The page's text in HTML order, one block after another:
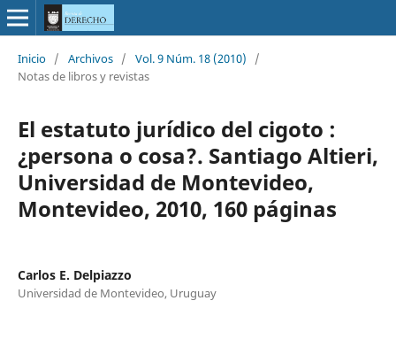
Inicio / Archivos / Vol. 9 Núm. 18 (2010)
/
Notas de libros y revistas
El estatuto jurídico del cigoto :
¿persona o cosa?. Santiago Altieri,
Universidad de Montevideo,
Montevideo, 2010, 160 páginas
Carlos E. Delpiazzo
Universidad de Montevideo, Uruguay